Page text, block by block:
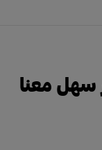
سهل معنا